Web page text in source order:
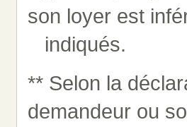
son loyer est
indiqués.
** Selon la
demandeur ou